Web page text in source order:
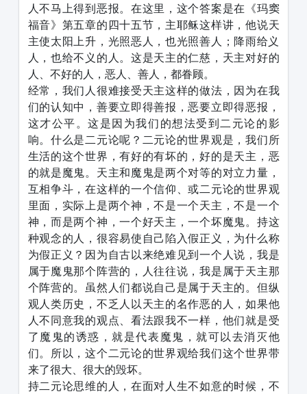
人不马上得到恶报。在这里，这个答案是在《玛窦
福音》第五章的四十五节，主耶稣这样讲，他说天
主使太阳上升，光照恶人，也光照善人；降雨给义
人，也给不义的人。这是天主的仁慈，天主对好的
人、不好的人，恶人、善人，都眷顾。
经常，我们人很难接受天主这样的做法，因为在我
们的认知中，善要立即得善报，恶要立即得恶报，
这才公平。这是因为我们的想法受到二元论的影
响。什么是二元论呢？二元论的世界观是，我们所
生活的这个世界，有好的有坏的，好的是天主，恶
的就是魔鬼。天主和魔鬼是两个对等的对立力量，
互相争斗，在这样的一个信仰、或二元论的世界观
里面，实际上是两个神，不是一个天主，不是一个
神，而是两个神，一个好天主，一个坏魔鬼。持这
种观念的人，很容易使自己陷入假正义，为什么称
为假正义？因为自古以来绝难见到一个人说，我是
属于魔鬼那个阵营的，人往往说，我是属于天主那
个阵营的。虽然人们都说自己是属于天主的。但纵
观人类历史，不乏人以天主的名作恶的人，如果他
人不同意我的观点、看法跟我不一样，他们就是受
了魔鬼的诱惑，就是代表魔鬼，就可以去消灭他
们。所以，这个二元论的世界观给我们这个世界带
来了很大、很大的毁坏。
持二元论思维的人，在面对人生不如意的时候，不